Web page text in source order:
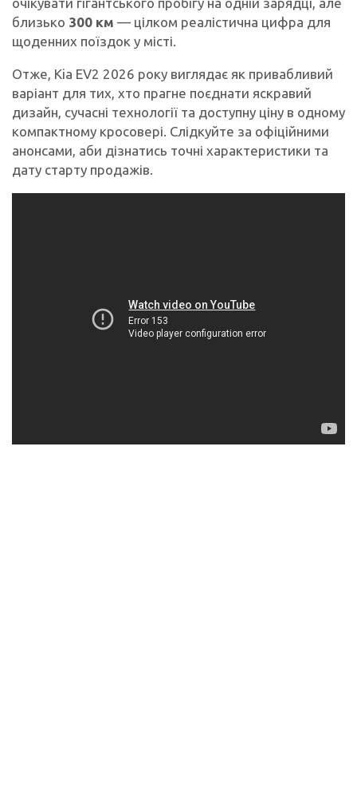
близько 300 км — цілком реалістична цифра для
щоденних поїздок у місті.
Отже, Kia EV2 2026 року виглядає як привабливий
варіант для тих, хто прагне поєднати яскравий
дизайн, сучасні технології та доступну ціну в одному
компактному кросовері. Слідкуйте за офіційними
анонсами, аби дізнатись точні характеристики та
дату старту продажів.